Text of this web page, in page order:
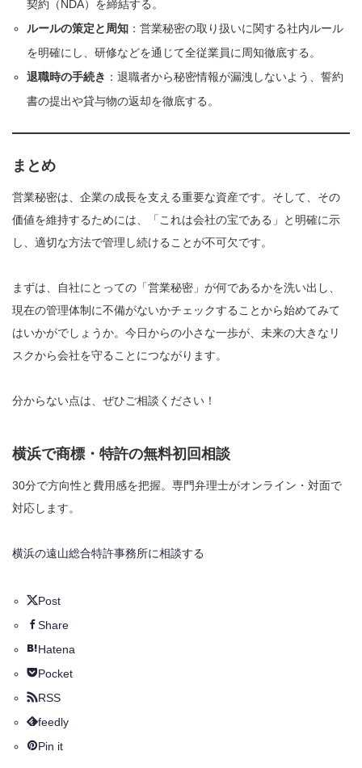
契約（NDA）を締結する。
ルールの策定と周知 ：営業秘密の取り扱いに関する社内ルール
を明確にし、研修などを通じて全従業員に周知徹底する。
退職時の手続き ：退職者から秘密情報が漏洩しないよう、誓約
書の提出や貸与物の返却を徹底する。
まとめ
営業秘密は、企業の成長を支える重要な資産です。そして、その
価値を維持するためには、「これは会社の宝である」と明確に示
し、適切な方法で管理し続けることが不可欠です。
まずは、自社にとっての「営業秘密」が何であるかを洗い出し、
現在の管理体制に不備がないかチェックすることから始めてみて
はいかがでしょうか。今日からの小さな一歩が、未来の大きなリ
スクから会社を守ることにつながります。
分からない点は、ぜひご相談ください！
横浜で商標・特許の無料初回相談
30分で方向性と費用感を把握。専門弁理士がオンライン・対面で
対応します。
横浜の遠山総合特許事務所に相談する
Post
Share
Hatena
Pocket
RSS
feedly
Pin it